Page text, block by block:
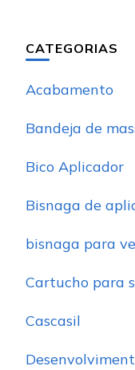
CATEGORIAS
Acabamento
Bandeja de
Bico Aplicador
Bisnaga de
bisnaga para
Cartucho para
Cascasil